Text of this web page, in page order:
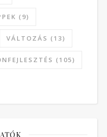
(9)
VÁLTOZÁS (13)
(105)